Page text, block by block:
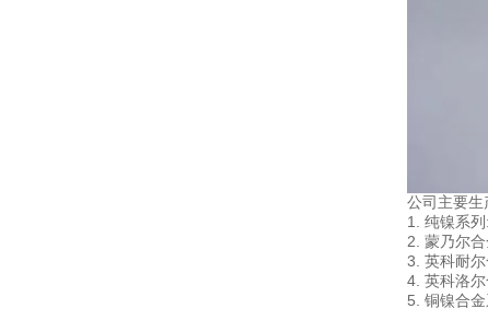
公司主要生
1. 纯镍系列
2. 蒙乃尔
3. 英科耐
4. 英科洛
5. 铜镍合